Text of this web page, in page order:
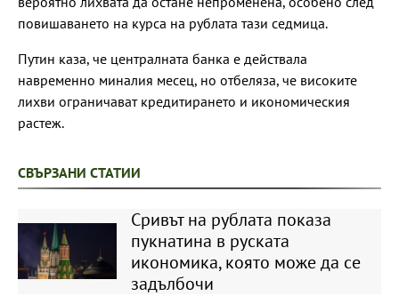
повишаването на курса на рублата тази седмица.
Путин каза, че централната банка е действала
навременно миналия месец, но отбеляза, че високите
лихви ограничават кредитирането и икономическия
растеж.
СВЪРЗАНИ СТАТИИ
Сривът на рублата показа
пукнатина в руската
икономика, която може да се
задълбочи